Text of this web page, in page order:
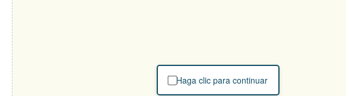
Haga clic para continuar